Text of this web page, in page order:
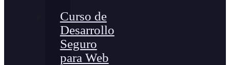
Curso de
Desarrollo
Seguro
para Web